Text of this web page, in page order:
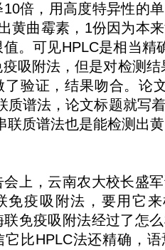
倍，用高度特异性的
黄曲霉素，1份因为本
。可见HPLC是相当精
吸附法，但是对检测
了验证，结果吻合。论
质谱法，论文标题就写
联质谱法也是能检测出
会上，云南农大校长盛
免疫吸附法，要用它
联免疫吸附法经过了怎
它比HPLC法还精确，